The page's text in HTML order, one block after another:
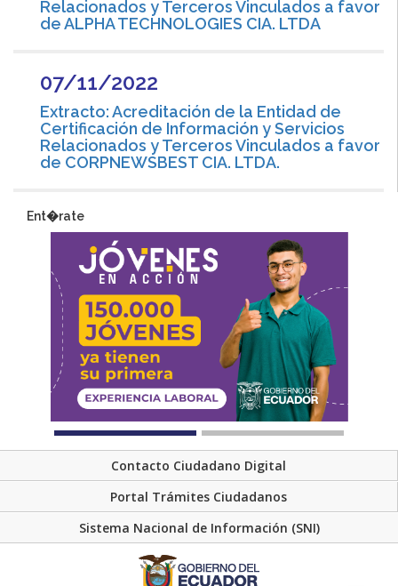
Relacionados y Terceros Vinculados a favor
de ALPHA TECHNOLOGIES CIA. LTDA
07/11/2022
Extracto: Acreditación de la Entidad de
Certificación de Información y Servicios
Relacionados y Terceros Vinculados a favor
de CORPNEWSBEST CIA. LTDA.
Ent�rate
Contacto Ciudadano Digital
Portal Trámites Ciudadanos
Sistema Nacional de Información (SNI)